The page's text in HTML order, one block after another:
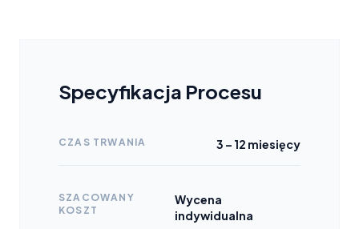
Specyfikacja Procesu
CZAS TRWANIA 3 – 12 miesięcy
SZACOWANY
KOSZT
Wycena
indywidualna